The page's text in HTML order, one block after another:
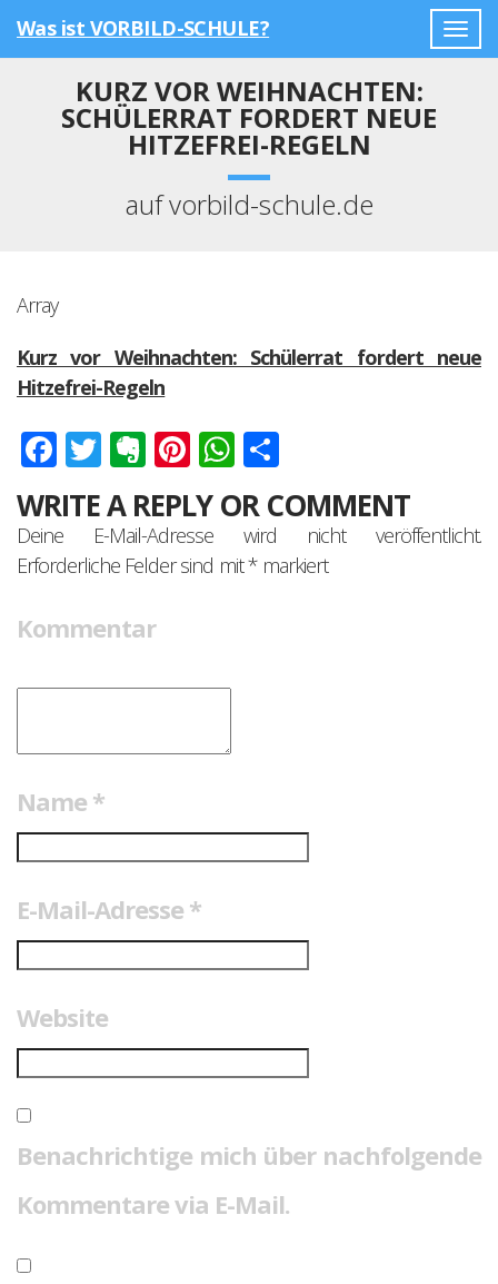
Was ist VORBILD-SCHULE?
KURZ VOR WEIHNACHTEN:
SCHÜLERRAT FORDERT NEUE
HITZEFREI-REGELN
auf vorbild-schule.de
Array
Kurz vor Weihnachten: Schülerrat fordert neue
Hitzefrei-Regeln
Facebook
Twitter
Evernote
Pinterest
WhatsApp
WRITE A REPLY OR COMMENT
Deine E-Mail-Adresse wird nicht veröffentlicht.
Erforderliche Felder sind mit*markiert
Kommentar
Name *
E-Mail-Adresse *
Website
Benachrichtige mich über nachfolgende
Kommentare via E-Mail.